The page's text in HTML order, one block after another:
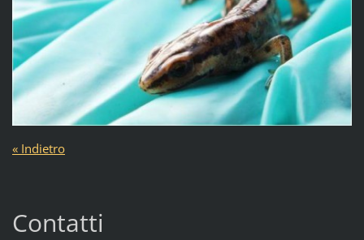
« Indietro
Contatti